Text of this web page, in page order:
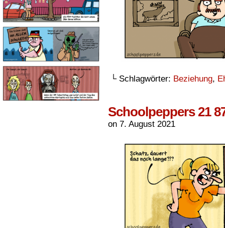
└ Schlagwörter: Beziehung,
Schoolpeppers 21
on 7. August 2021